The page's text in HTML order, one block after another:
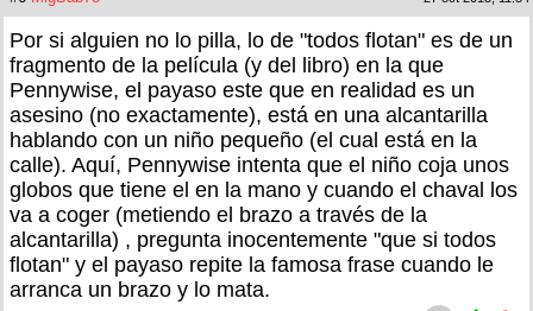
Por si alguien no lo pilla, lo de "todos flotan" es de un
fragmento de la película (y del libro) en la que
Pennywise, el payaso este que en realidad es un
asesino (no exactamente), está en una alcantarilla
hablando con un niño pequeño (el cual está en la
calle). Aquí, Pennywise intenta que el niño coja unos
globos que tiene el en la mano y cuando el chaval los
va a coger (metiendo el brazo a través de la
alcantarilla) , pregunta inocentemente "que si todos
flotan" y el payaso repite la famosa frase cuando le
arranca un brazo y lo mata.